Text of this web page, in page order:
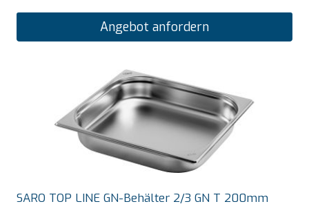
Angebot anfordern
SARO TOP LINE GN-Behälter 2/3 GN T 200mm